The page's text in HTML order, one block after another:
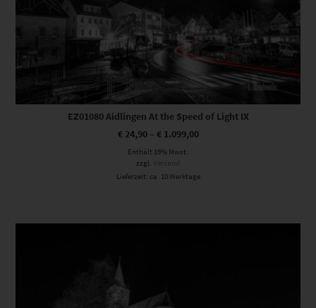
EZ01080 Aidlingen At the Speed of Light IX
€24,90– €1.099,00
Enthält 19% Mwst.
zzgl. Versand
Lieferzeit: ca. 10 Werktage
Dieses Produkt weist mehrere Varianten auf. Die Optionen können auf der Produktseite gewählt werden